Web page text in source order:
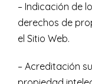
– Indicación de
derechos de
el Sitio Web.
– Acreditación